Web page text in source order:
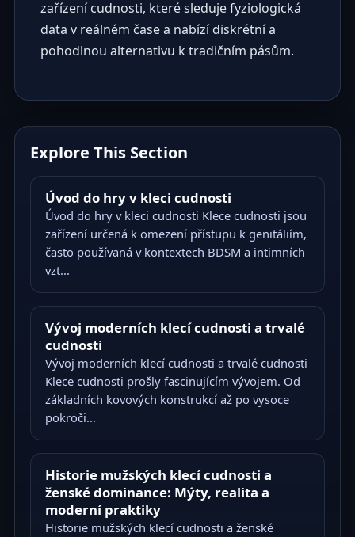
zařízení cudnosti, které sleduje fyziologická
data v reálném čase a nabízí diskrétní a
pohodlnou alternativu k tradičním pásům.
Explore This Section
Úvod do hry v kleci cudnosti
Úvod do hry v kleci cudnosti Klece cudnosti jsou
zařízení určená k omezení přístupu k genitáliím,
často používaná v kontextech BDSM a intimních
vzt...
Vývoj moderních klecí cudnosti a trvalé
cudnosti
Vývoj moderních klecí cudnosti a trvalé cudnosti
Klece cudnosti prošly fascinujícím vývojem. Od
základních kovových konstrukcí až po vysoce
pokroči...
Historie mužských klecí cudnosti a
ženské dominance: Mýty, realita a
moderní praktiky
Historie mužských klecí cudnosti a ženské